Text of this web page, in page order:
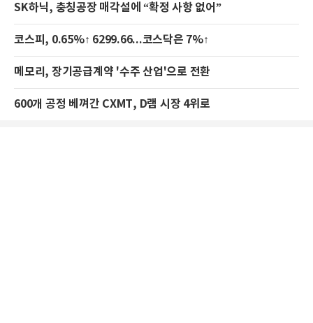
SK하닉, 충칭공장 매각설에 “확정 사항 없어”
코스피, 0.65%↑ 6299.66...코스닥은 7%↑
메모리, 장기공급계약 '수주 산업'으로 전환
600개 공정 베껴간 CXMT, D램 시장 4위로